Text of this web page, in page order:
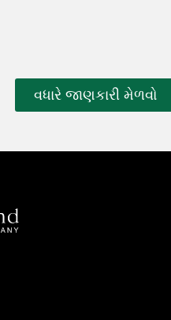
વધારે જાણકારી મેળવો